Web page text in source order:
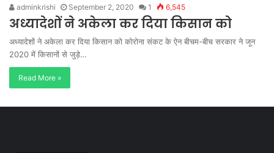
adminkrishi September 2, 2020 1 6,545
अध्यादेशों ने अकेला कर दिया किसान को
अध्यादेशों ने अकेला कर दिया किसान को कोरोना संकट के ऐन बीचम-बीच सरकार ने जून
2020 में किसानों से जुड़े…
Read More »